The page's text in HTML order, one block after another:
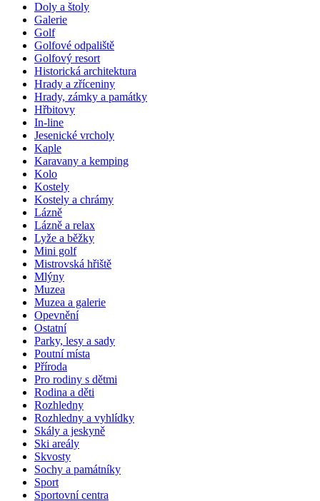
Doly a štoly
Galerie
Golf
Golfové odpaliště
Golfový resort
Historická architektura
Hrady a zříceniny
Hrady, zámky a památky
Hřbitovy
In-line
Jesenické vrcholy
Kaple
Karavany a kemping
Kolo
Kostely
Kostely a chrámy
Lázně
Lázně a relax
Lyže a běžky
Mini golf
Mistrovská hřiště
Mlýny
Muzea
Muzea a galerie
Opevnění
Ostatní
Parky, lesy a sady
Poutní místa
Příroda
Pro rodiny s dětmi
Rodina a děti
Rozhledny
Rozhledny a vyhlídky
Skály a jeskyně
Ski areály
Skvosty
Sochy a památníky
Sport
Sportovní centra